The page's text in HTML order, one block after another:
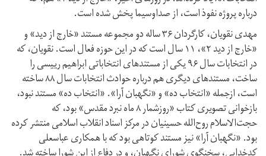
درباره پروژه نفوذ است، از صداوسیما پخش شده است.
مهدی نقویان،‌ کارگردان ۳۶ ساله دو مجموعه مستند «خارج از دید» و
«خارج از دید ۲»، ۱۱ سال است که در این حوزه فعال است. نقویان، که
در انتخابات سال ۹۶ یکی از مستندهای انتخاباتی ابراهیم ریيسی را
ساخت، مستندهای دیگری هم درباره حوادث انتخابات سال ۸۸ ساخته
است، از‌‌جمله «انتخاب ده» و «نگهبان آرا». «انتخاب ده» مستند نبود،
بازخوانی تصویری کتاب «روزشمار ۸ ماه نبرد مقدس» بود، که
حجت‌الاسلام روح‌الله حسینیان در مرکز اسناد انقلاب اسلامی منتشر کرده
بود. «نگهبان آرا» نیز مستند کوتاهی بود که با همکاری عباسعلی